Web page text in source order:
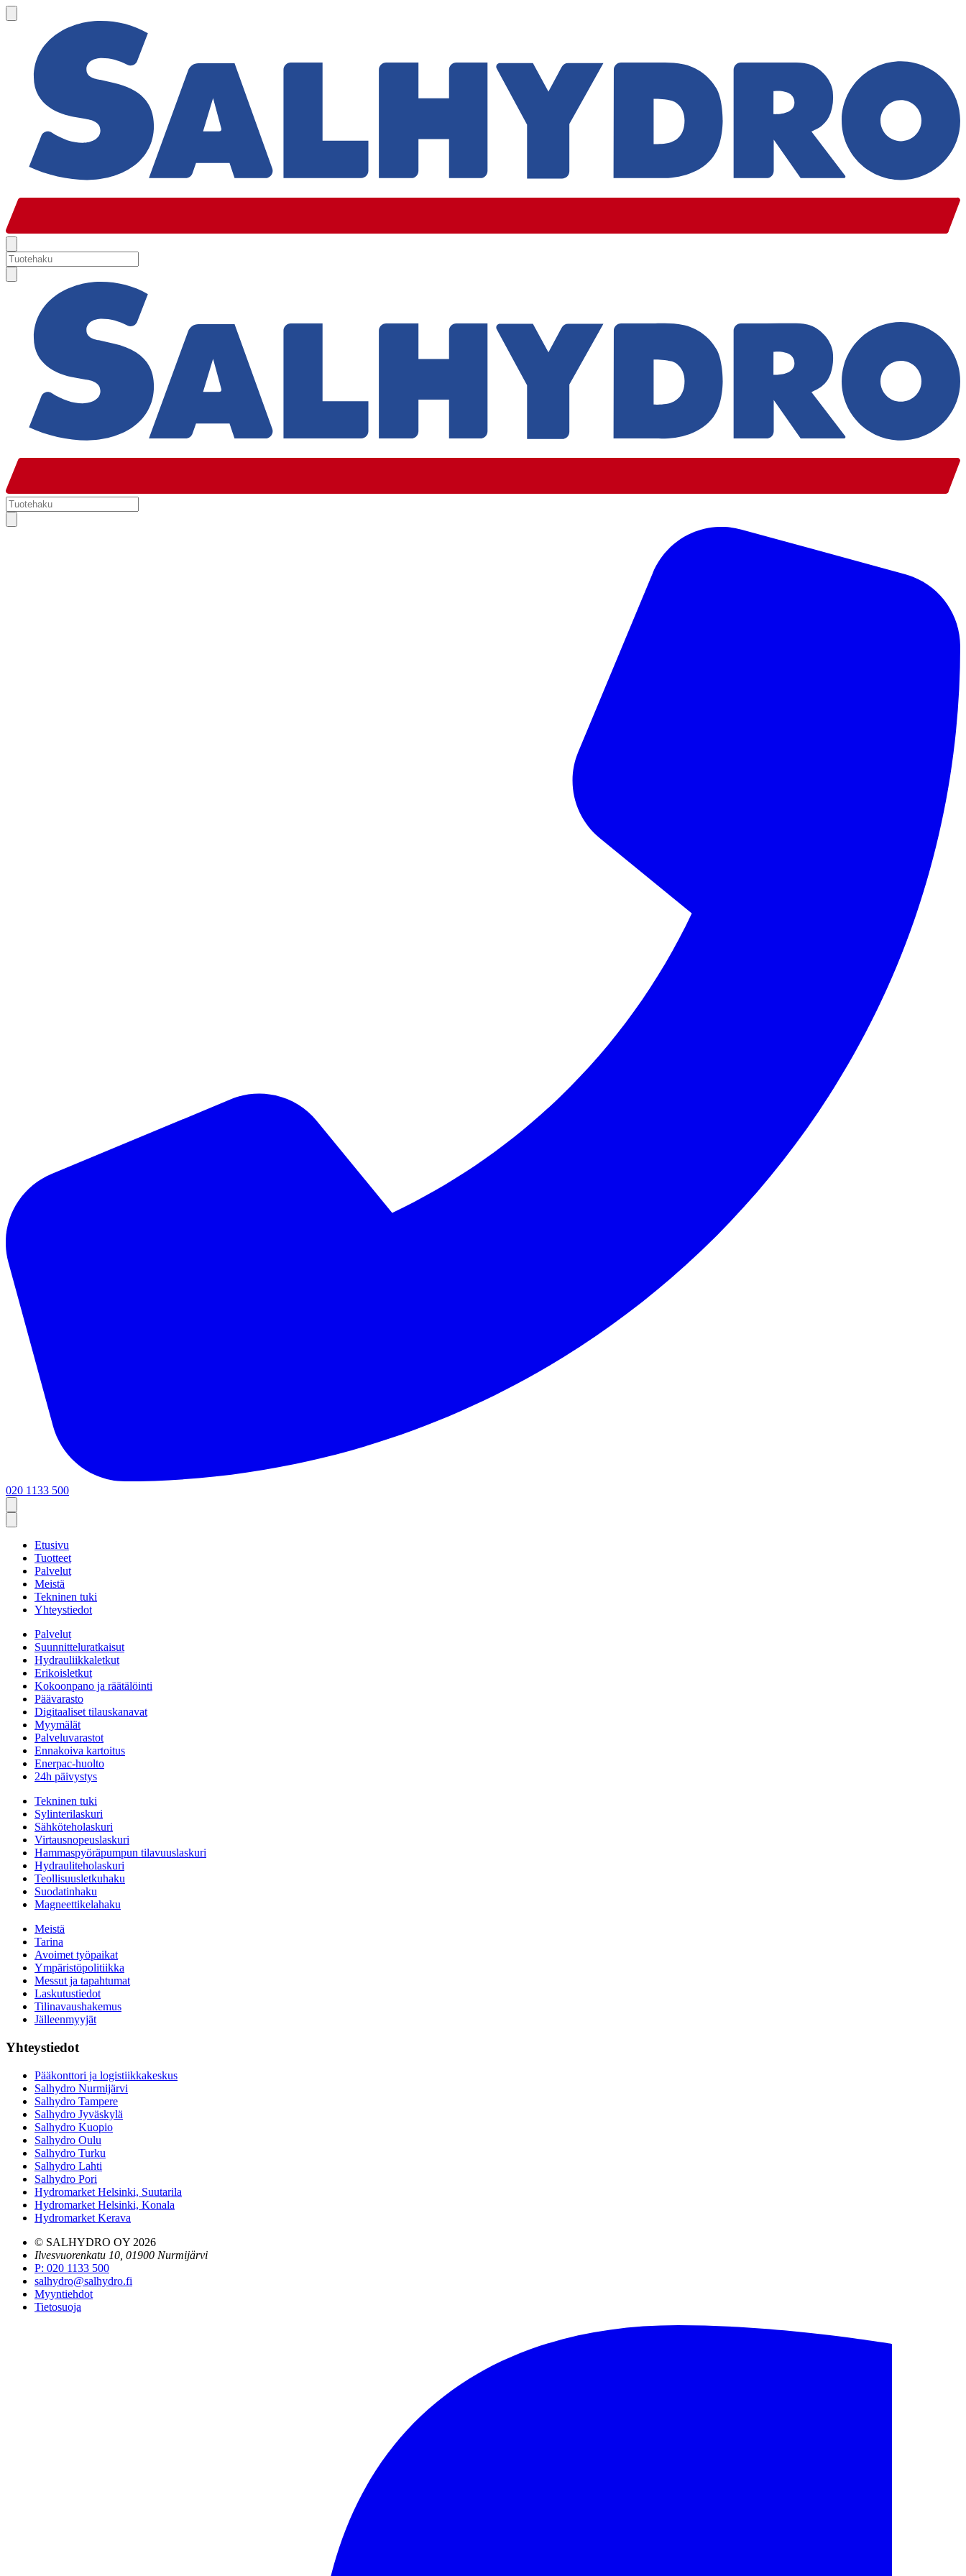
020 1133 500
Etusivu
Tuotteet
Palvelut
Meistä
Tekninen tuki
Yhteystiedot
Palvelut
Suunnitteluratkaisut
Hydrauliikkaletkut
Erikoisletkut
Kokoonpano ja räätälöinti
Päävarasto
Digitaaliset tilauskanavat
Myymälät
Palveluvarastot
Ennakoiva kartoitus
Enerpac-huolto
24h päivystys
Tekninen tuki
Sylinterilaskuri
Sähköteholaskuri
Virtausnopeuslaskuri
Hammaspyöräpumpun tilavuuslaskuri
Hydrauliteholaskuri
Teollisuusletkuhaku
Suodatinhaku
Magneettikelahaku
Meistä
Tarina
Avoimet työpaikat
Ympäristöpolitiikka
Messut ja tapahtumat
Laskutustiedot
Tilinavaushakemus
Jälleenmyyjät
Yhteystiedot
Pääkonttori ja logistiikkakeskus
Salhydro Nurmijärvi
Salhydro Tampere
Salhydro Jyväskylä
Salhydro Kuopio
Salhydro Oulu
Salhydro Turku
Salhydro Lahti
Salhydro Pori
Hydromarket Helsinki, Suutarila
Hydromarket Helsinki, Konala
Hydromarket Kerava
© SALHYDRO OY 2026
Ilvesvuorenkatu 10, 01900 Nurmijärvi
P: 020 1133 500
salhydro@salhydro.fi
Myyntiehdot
Tietosuoja